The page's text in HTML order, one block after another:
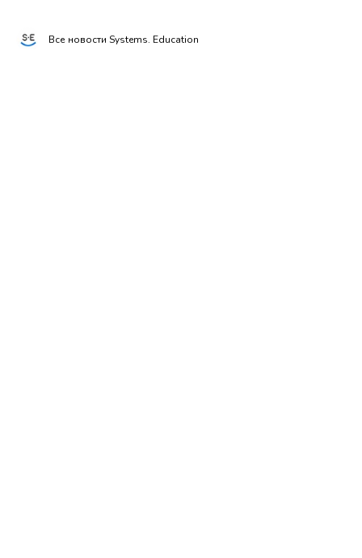
Все новости Systems. Education